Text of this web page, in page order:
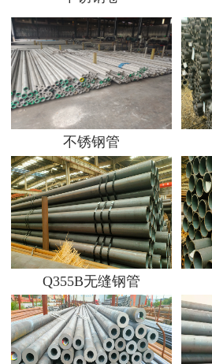
不锈钢管
Q355B无缝钢管